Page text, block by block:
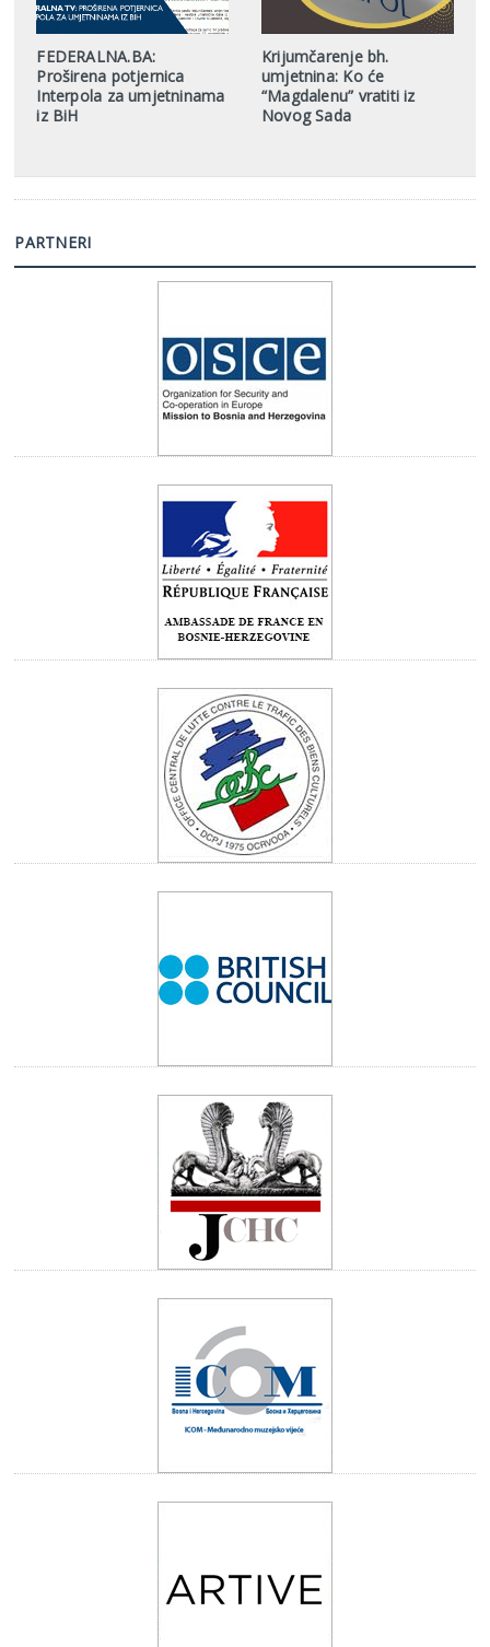
FEDERALNA.BA:
Proširena potjernica
Interpola za umjetninama
iz BiH
Krijumčarenje bh.
umjetnina: Ko će
“Magdalenu” vratiti iz
Novog Sada
PARTNERI